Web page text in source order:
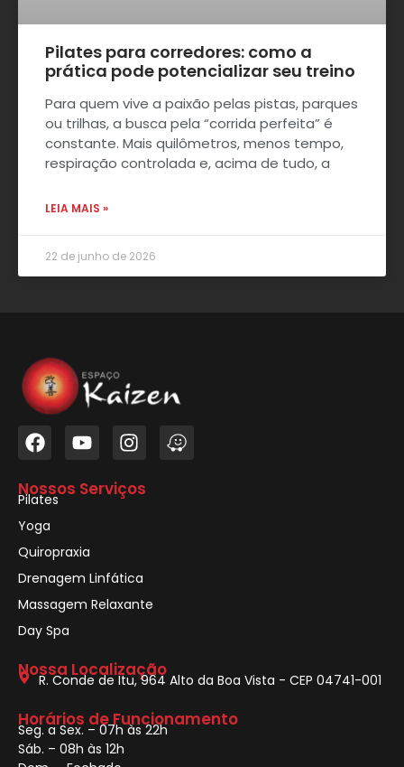
Pilates para corredores: como a
prática pode potencializar seu treino
Para quem vive a paixão pelas pistas, parques
ou trilhas, a busca pela “corrida perfeita” é
constante. Mais quilômetros, menos tempo,
respiração controlada e, acima de tudo, a
LEIA MAIS »
22 de junho de 2026
Nossos Serviços
Pilates
Yoga
Quiropraxia
Drenagem Linfática
Massagem Relaxante
Day Spa
Nossa Localização
R. Conde de Itu, 964 Alto da Boa Vista - CEP 04741-001
Horários de Funcionamento
Seg. a Sex. – 07h às 22h
Sáb. – 08h às 12h